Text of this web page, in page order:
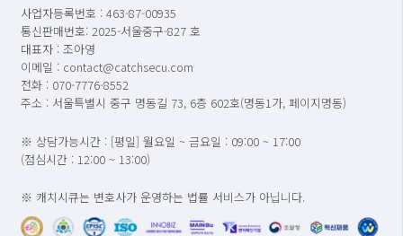
사업자등록번호 : 463-87-00935
통신판매번호: 2025-서울중구-827 호
대표자 : 조아영
이메일 : contact@catchsecu.com
전화 : 070-7776-8552
주소 : 서울특별시 중구 명동길 73, 6층 602호(명동1가, 페이지명동)
※ 상담가능시간 : [평일] 월요일 ~ 금요일 : 09:00 ~ 17:00
(점심시간 : 12:00 ~ 13:00)
※ 캐치시큐는 변호사가 운영하는 법률 서비스가 아닙니다.